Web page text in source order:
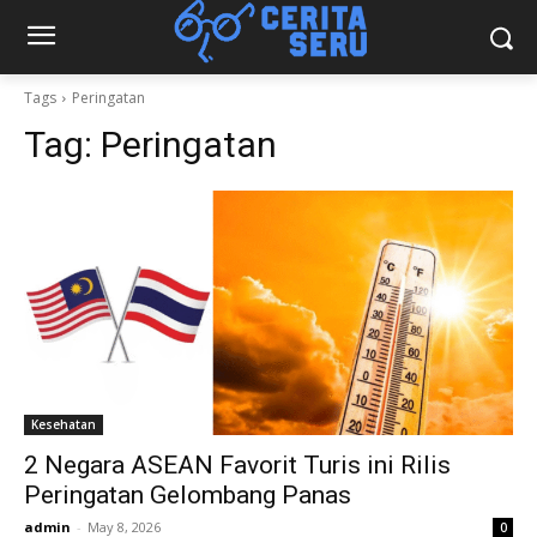
Tags Peringatan
Tag: Peringatan
Kesehatan
2 Negara ASEAN Favorit Turis ini Rilis
Peringatan Gelombang Panas
admin - May 8, 2026 0